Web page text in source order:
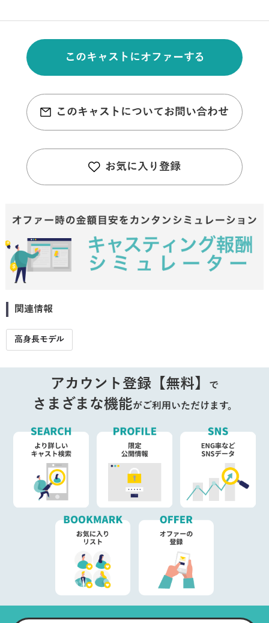
このキャストにオファーする
このキャストについてお問い合わせ
お気に入り登録
関連情報
高身長モデル
アカウント登録【無料】 で
さまざまな機能がご利用いただけます。